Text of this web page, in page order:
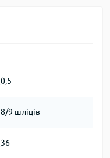
0,5
8/9 шліців
36